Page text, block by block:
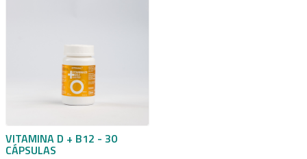
VITAMINA D + B12 - 30
CÁPSULAS